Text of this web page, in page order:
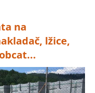
na
lžice,